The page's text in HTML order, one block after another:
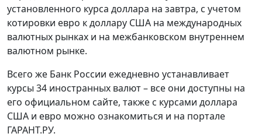
установленного курса доллара на завтра, с учетом
котировки евро к доллару США на международных
валютных рынках и на межбанковском внутреннем
валютном рынке.
Всего же Банк России ежедневно устанавливает
курсы 34 иностранных валют – все они доступны на
его официальном сайте, также с курсами доллара
США и евро можно ознакомиться и на портале
ГАРАНТ.РУ.